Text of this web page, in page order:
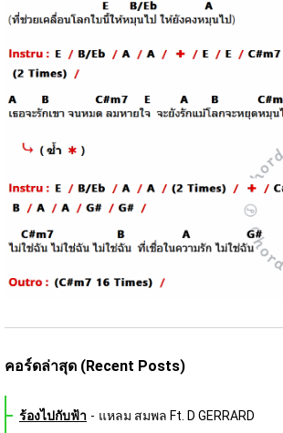
คอร์ดล่าสุด (Recent Posts)
ร้องไปกับฟ้า - แหลม สมพล Ft. D GERRARD